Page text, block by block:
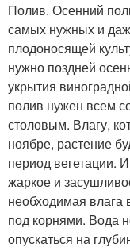
Полив. Осенний
самых нужных и
плодоносящей
нужно поздней
укрытия
полив нужен всем
столовым. Влагу,
ноябре, растение
период вегетации.
жаркое и
необходимая влага
под корнями. Вода
опускаться на